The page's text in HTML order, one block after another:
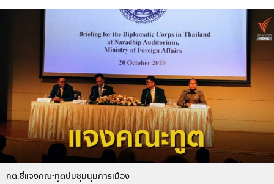
กต.ชี้แจงคณะทูตปมชุมนุมการเมือง